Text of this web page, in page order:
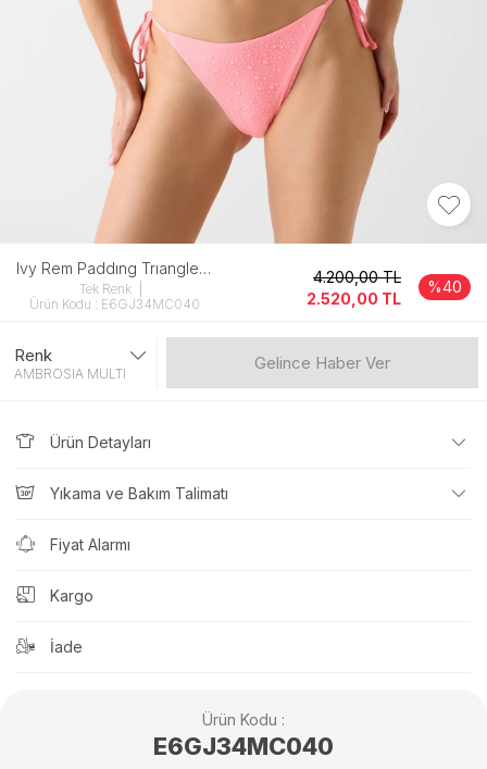
Ivy Rem Paddıng Trıangle Kadın Çok Renkli̇
Tek Renk
Ürün Kodu : E6GJ34MC040
4.200,00TL
2.520,00 TL
%40
Renk
AMBROSIA MULTI
Gelince Haber Ver
Ürün Detayları
Yıkama ve Bakım Talimatı
Fiyat Alarmı
Kargo
İade
Ürün Kodu :
E6GJ34MC040